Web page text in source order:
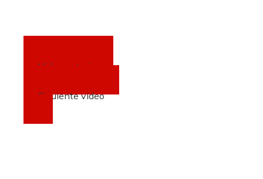
Video anterior
Siguiente video